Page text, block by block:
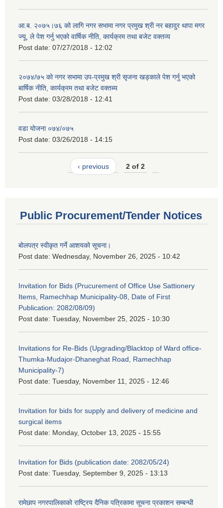
आ.ब. २०७५।७६ को लागि नगर सभामा नगर प्रमुख श्री नर बहादुर थापा मगर
ज्यू, ले पेश गर्नु भएको वार्षिक नीति, कार्यक्रम तथा बजेट वक्तव्य
Post date: 07/27/2018 - 12:02
२०७४/७५ को नगर सभामा उप-प्रमुख श्री सृजना खड्काले पेश गर्नु भएको
बार्षिक नीति, कार्यक्रम तथा बजेट वक्तब्य
Post date: 03/28/2018 - 12:41
वडा योजना ०७४/०७५
Post date: 03/26/2018 - 14:15
‹ previous 2 of 2
Public Procurement/Tender Notices
बोलपत्र स्वीकृत गर्ने आशयको सूचना।
Post date: Wednesday, November 26, 2025 - 10:42
Invitation for Bids (Prucurement of Office Use Sattionery
Items, Ramechhap Municipality-08, Date of First
Publication: 2082/08/09)
Post date: Tuesday, November 25, 2025 - 10:30
Invitations for Re-Bids (Upgrading/Blacktop of Ward office-
Thumka-Mudajor-Dhaneghat Road, Ramechhap
Municipality-7)
Post date: Tuesday, November 11, 2025 - 12:46
Invitation for bids for supply and delivery of medicine and
surgical items
Post date: Monday, October 13, 2025 - 15:55
Invitation for Bids (publication date: 2082/05/24)
Post date: Tuesday, September 9, 2025 - 13:13
रामेछाप नगरपालिकाको राष्ट्रिय दैनिक पत्रिकामा सूचना प्रकाशन सम्बन्धी